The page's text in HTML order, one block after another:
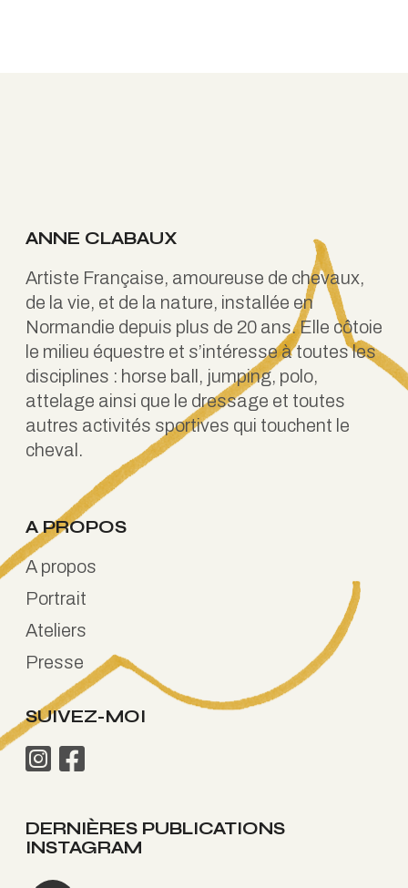
ANNE CLABAUX
Artiste Française, amoureuse de chevaux,
de la vie, et de la nature, installée en
Normandie depuis plus de 20 ans. Elle côtoie
le milieu équestre et s’intéresse à toutes les
disciplines : horse ball, jumping, polo,
attelage ainsi que le dressage et toutes
autres activités sportives qui touchent le
cheval.
A PROPOS
A propos
Portrait
Ateliers
Presse
SUIVEZ-MOI
DERNIÈRES PUBLICATIONS
INSTAGRAM